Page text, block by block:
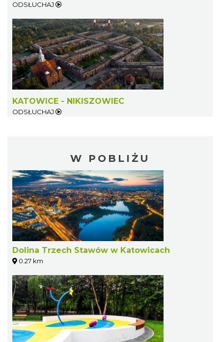
ODSŁUCHAJ
KATOWICE - NIKISZOWIEC
ODSŁUCHAJ
W POBLIŻU
Dolina Trzech Stawów w Katowicach
0.27 km